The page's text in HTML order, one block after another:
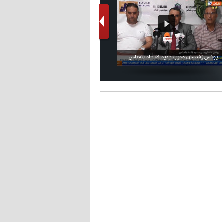
12:47
- 2021/08/15
دزيكو يُصر على راتب شهر جويلية
ويعرقل انتقاله إلى الإنتير
12:43
- 2021/08/15
لوبيز(رئيس بوردو): "صفقة عدلي مع
فيديو الإعلان الرسمي عن شعار بطولة كأس
العالم FIFA قطر 2022